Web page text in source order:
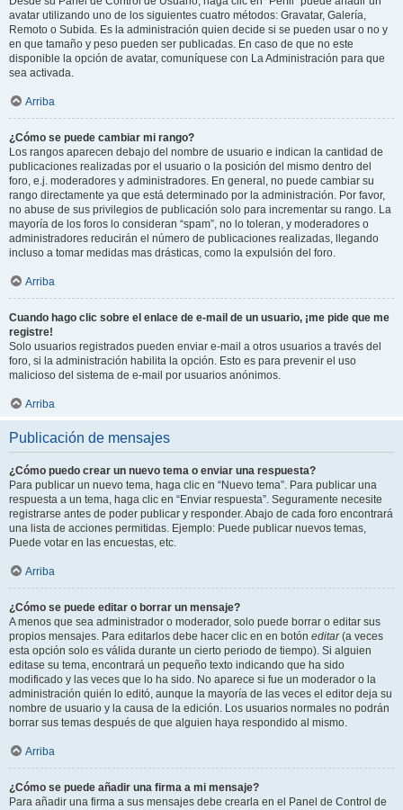
avatar utilizando uno de los siguientes cuatro métodos: Gravatar, Galería,
Remoto o Subida. Es la administración quien decide si se pueden usar o no y
en que tamaño y peso pueden ser publicadas. En caso de que no este
disponible la opción de avatar, comuníquese con La Administración para que
sea activada.
Arriba
¿Cómo se puede cambiar mi rango?
Los rangos aparecen debajo del nombre de usuario e indican la cantidad de
publicaciones realizadas por el usuario o la posición del mismo dentro del
foro, e.j. moderadores y administradores. En general, no puede cambiar su
rango directamente ya que está determinado por la administración. Por favor,
no abuse de sus privilegios de publicación solo para incrementar su rango. La
mayoría de los foros lo consideran “spam”, no lo toleran, y moderadores o
administradores reducirán el número de publicaciones realizadas, llegando
incluso a tomar medidas mas drásticas, como la expulsión del foro.
Arriba
Cuando hago clic sobre el enlace de e-mail de un usuario, ¡me pide que me
registre!
Solo usuarios registrados pueden enviar e-mail a otros usuarios a través del
foro, si la administración habilita la opción. Esto es para prevenir el uso
malicioso del sistema de e-mail por usuarios anónimos.
Arriba
Publicación de mensajes
¿Cómo puedo crear un nuevo tema o enviar una respuesta?
Para publicar un nuevo tema, haga clic en “Nuevo tema”. Para publicar una
respuesta a un tema, haga clic en “Enviar respuesta”. Seguramente necesite
registrarse antes de poder publicar y responder. Abajo de cada foro encontrará
una lista de acciones permitidas. Ejemplo: Puede publicar nuevos temas,
Puede votar en las encuestas, etc.
Arriba
¿Cómo se puede editar o borrar un mensaje?
A menos que sea administrador o moderador, solo puede borrar o editar sus
propios mensajes. Para editarlos debe hacer clic en en botón editar(a veces
esta opción solo es válida durante un cierto periodo de tiempo). Si alguien
editase su tema, encontrará un pequeño texto indicando que ha sido
modificado y las veces que lo ha sido. No aparece si fue un moderador o la
administración quién lo editó, aunque la mayoría de las veces el editor deja su
nombre de usuario y la causa de la edición. Los usuarios normales no podrán
borrar sus temas después de que alguien haya respondido al mismo.
Arriba
¿Cómo se puede añadir una firma a mi mensaje?
Para añadir una firma a sus mensajes debe crearla en el Panel de Control de